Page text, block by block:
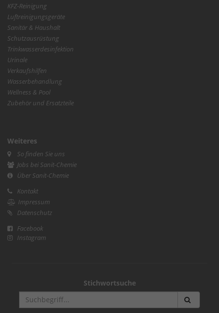
KFZ-Reinigung
Luftreinigungsgeräte
Sanitär & Haushalt
Schutzausrüstung
Trinkwasserdesinfektion
Urinale
Verkaufshilfen
Wasserbehandlung
Wellness & Pool
Zubehör und Ersatzteile
Weiteres
So finden Sie uns
Jobs bei Sanit-Chemie
Über Sanit-Chemie
Kontakt
Impressum
Datenschutz
Facebook
Instagram
Stichwortsuche